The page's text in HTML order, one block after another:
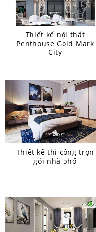
Thiết kế nội thất
Penthouse Gold Mark
City
Thiết kế thi công trọn
gói nhà phố